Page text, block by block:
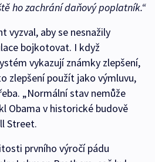
ho zachrání daňový poplatník.“
vyzval, aby se nesnažily
bojkotovat. I když
vykazují známky zlepšení,
zlepšení použít jako výmluvu,
„Normální stav nemůže
Obama v historické budově
Street.
prvního výročí pádu